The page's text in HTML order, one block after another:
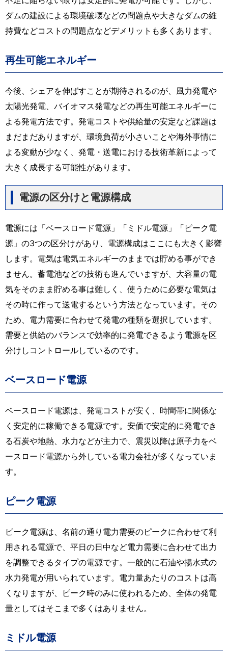
ダムの建設による環境破壊などの問題点や大きなダムの維
持費などコストの問題点などデメリットも多くあります。
再生可能エネルギー
今後、シェアを伸ばすことが期待されるのが、風力発電や
太陽光発電、バイオマス発電などの再生可能エネルギーに
よる発電方法です。発電コストや供給量の安定など課題は
まだまだありますが、環境負荷が小さいことや海外事情に
よる変動が少なく、発電・送電における技術革新によって
大きく成長する可能性があります。
電源の区分けと電源構成
電源には「ベースロード電源」「ミドル電源」「ピーク電
源」の3つの区分けがあり、電源構成はここにも大きく影響
します。電気は電気エネルギーのままでは貯める事ができ
ません。蓄電池などの技術も進んでいますが、大容量の電
気をそのまま貯める事は難しく、使うために必要な電気は
その時に作って送電するという方法となっています。その
ため、電力需要に合わせて発電の種類を選択しています。
需要と供給のバランスで効率的に発電できるよう電源を区
分けしコントロールしているのです。
ベースロード電源
ベースロード電源は、発電コストが安く、時間帯に関係な
く安定的に稼働できる電源です。安価で安定的に発電でき
る石炭や地熱、水力などが主力で、震災以降は原子力をベ
ースロード電源から外している電力会社が多くなっていま
す。
ピーク電源
ピーク電源は、名前の通り電力需要のピークに合わせて利
用される電源で、平日の日中など電力需要に合わせて出力
を調整できるタイプの電源です。一般的に石油や揚水式の
水力発電が用いられています。電力量あたりのコストは高
くなりますが、ピーク時のみに使われるため、全体の発電
量としてはそこまで多くはありません。
ミドル電源